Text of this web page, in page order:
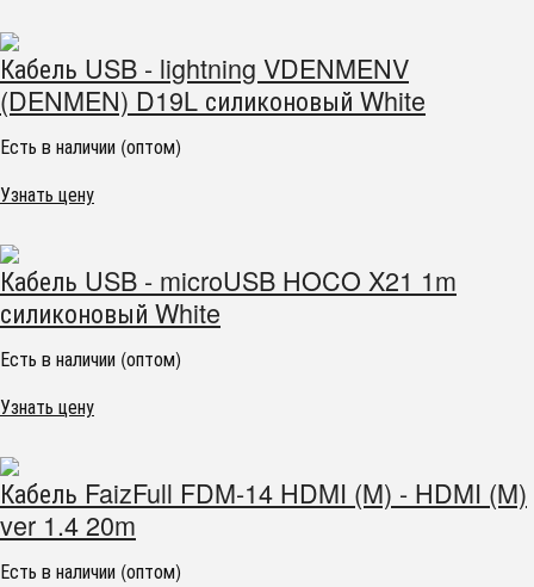
Кабель USB - lightning VDENMENV
(DENMEN) D19L силиконовый White
Есть в наличии (оптом)
Узнать цену
Кабель USB - microUSB HOCO X21 1m
силиконовый White
Есть в наличии (оптом)
Узнать цену
Кабель FaizFull FDM-14 HDMI (M) - HDMI (M)
ver 1.4 20m
Есть в наличии (оптом)